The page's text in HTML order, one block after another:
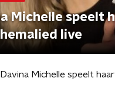
Michelle speelt
live